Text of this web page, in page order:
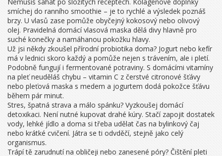
smíchej do ranního smoothie – je to rychlé a výsledek poznáš
brzy. U vlasů zase pomůže obyčejný kokosový nebo olivový
olej. Pravidelná domácí vlasová maska dělá divy hlavně pro
suché konečky a namáhanou pokožku hlavy.
Už jsi někdy zkoušel přírodní probiotika doma? Jogurt nebo kefír
má v lednici skoro každý a pomůže nejen s trávením, ale i pletí.
Podobně fungují i fermentované potraviny. S domácími vitamíny
na pleť neuděláš chybu – vitamin C z čerstvé citronové šťávy
nebo pleťová maska s medem a jogurtem dodá pokožce šťávu
během pár minut.
Stres, špatná strava a málo spánku? Vyzkoušej domácí
detoxikaci. Není nutné kupovat drahé kúry. Stačí zapojit dostatek
vody, lehké jídlo a doma si třeba udělat čas na bylinkový čaj
nebo krátké cvičení. Játra se ti odvděčí, stejně jako celý
organismus.
Trápí tě zarudnutí na obličeji nebo zanesené póry? Čištění pleti